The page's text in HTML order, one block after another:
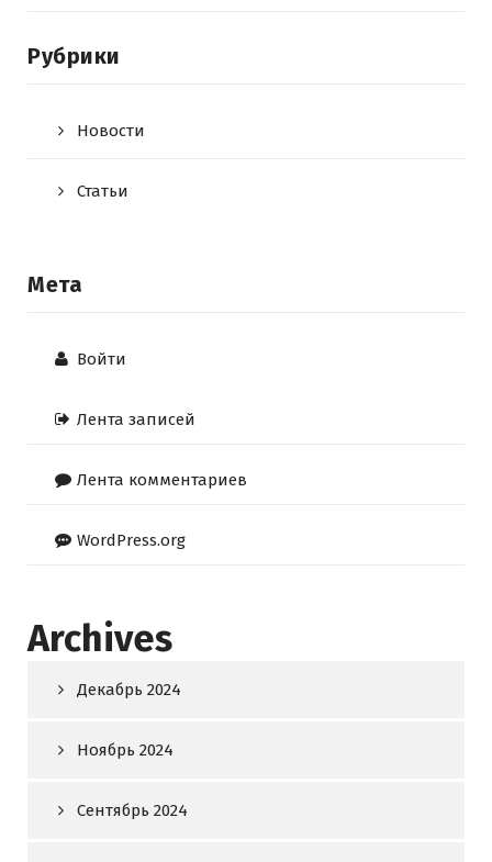
Рубрики
Новости
Статьи
Мета
Войти
Лента записей
Лента комментариев
WordPress.org
Archives
Декабрь 2024
Ноябрь 2024
Сентябрь 2024